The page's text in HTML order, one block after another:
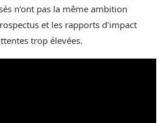
n’ont pas la même ambition
et les rapports d’impact
trop élevées.